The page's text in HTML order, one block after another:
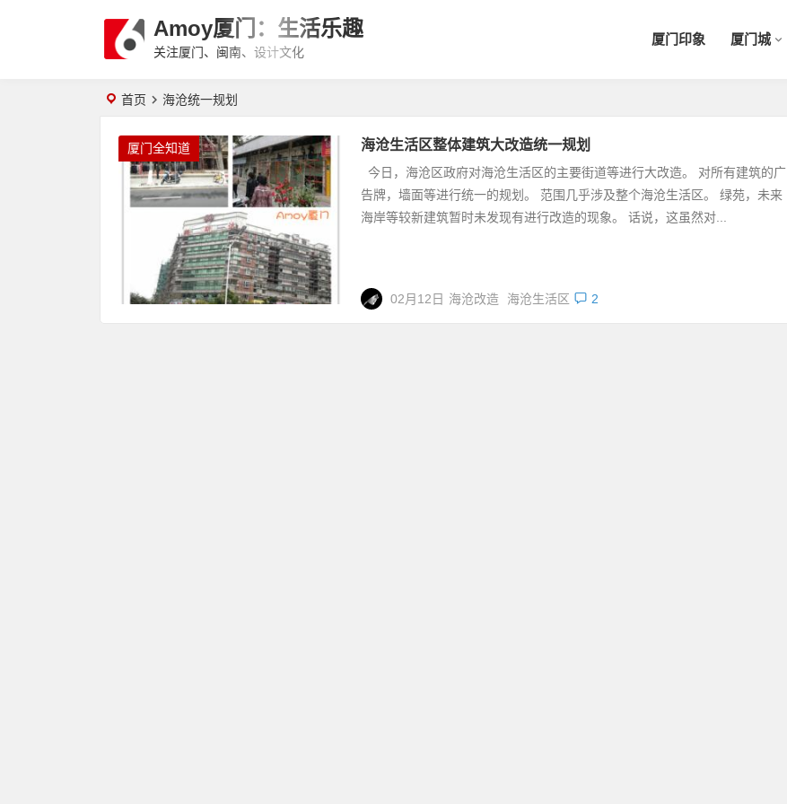
Amoy厦门：生活乐趣
关注厦门、闽南、设计文化
厦门印象 厦门城
首页 海沧统一规划
厦门全知道 海沧生活区整体建筑大改造统一规划
今日，海沧区政府对海沧生活区的主要街道等进行大改造。 对所有建筑的广
告牌，墙面等进行统一的规划。 范围几乎涉及整个海沧生活区。 绿苑，未来
海岸等较新建筑暂时未发现有进行改造的现象。 话说，这虽然对...
02月12日 海沧改造 海沧生活区 2